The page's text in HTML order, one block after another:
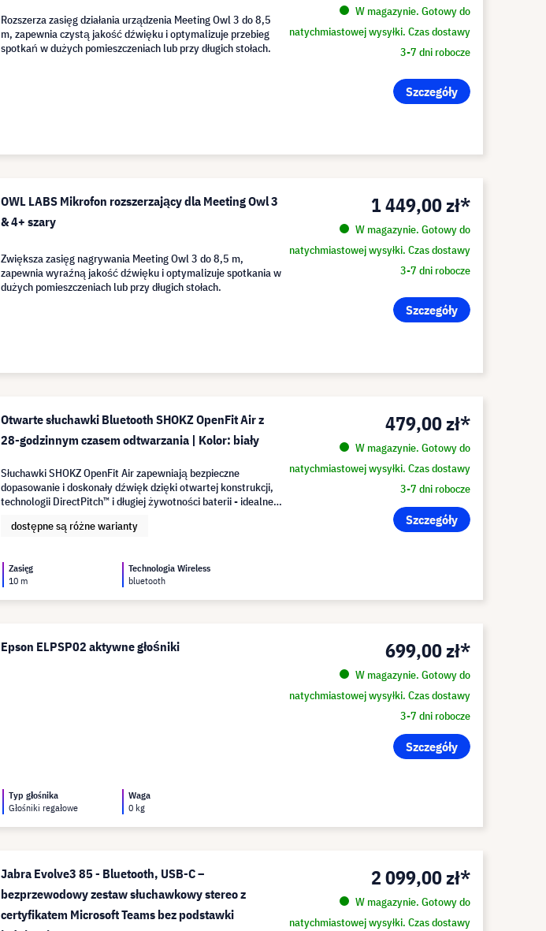
W magazynie. Gotowy do
natychmiastowej wysyłki. Czas dostawy
3-7 dni robocze
Szczegóły
Rozszerza zasięg działania urządzenia Meeting Owl 3 do 8,5
m, zapewnia czystą jakość dźwięku i optymalizuje przebieg
spotkań w dużych pomieszczeniach lub przy długich stołach.
OWL LABS Mikrofon rozszerzający dla Meeting Owl 3
& 4+ szary
1 449,00 zł*
W magazynie. Gotowy do
natychmiastowej wysyłki. Czas dostawy
3-7 dni robocze
Szczegóły
Zwiększa zasięg nagrywania Meeting Owl 3 do 8,5 m,
zapewnia wyraźną jakość dźwięku i optymalizuje spotkania w
dużych pomieszczeniach lub przy długich stołach.
Otwarte słuchawki Bluetooth SHOKZ OpenFit Air z
28-godzinnym czasem odtwarzania | Kolor: biały
479,00 zł*
W magazynie. Gotowy do
natychmiastowej wysyłki. Czas dostawy
3-7 dni robocze
Szczegóły
Słuchawki SHOKZ OpenFit Air zapewniają bezpieczne
dopasowanie i doskonały dźwięk dzięki otwartej konstrukcji,
technologii DirectPitch™ i długiej żywotności baterii - idealne
dostępne są różne warianty
Zasięg
10 m
Technologia Wireless
bluetooth
Epson ELPSP02 aktywne głośniki 699,00 zł*
W magazynie. Gotowy do
natychmiastowej wysyłki. Czas dostawy
3-7 dni robocze
Szczegóły
Typ głośnika
Głośniki regałowe
Waga
0 kg
Jabra Evolve3 85 - Bluetooth, USB-C –
bezprzewodowy zestaw słuchawkowy stereo z
certyfikatem Microsoft Teams bez podstawki
2 099,00 zł*
W magazynie. Gotowy do
natychmiastowej wysyłki. Czas dostawy